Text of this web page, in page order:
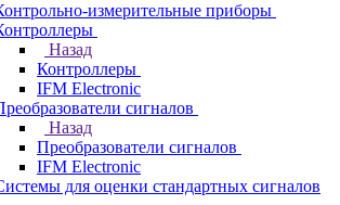
измерительные приборы
Назад
Контроллеры
IFM Electronic
сигналов
Назад
Преобразователи сигналов
IFM Electronic
для оценки стандартных сигналов